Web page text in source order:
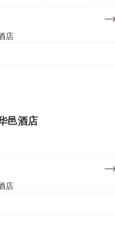
置独特优越，毗邻万达商业广
；距离汽车总...
邑酒店